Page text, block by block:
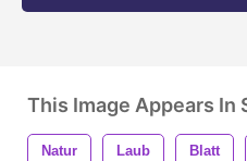
This Image Appears In
Natur Laub Blatt